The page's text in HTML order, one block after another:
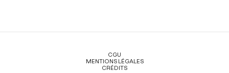
Légal
CGU
MENTIONS LÉGALES
CRÉDITS